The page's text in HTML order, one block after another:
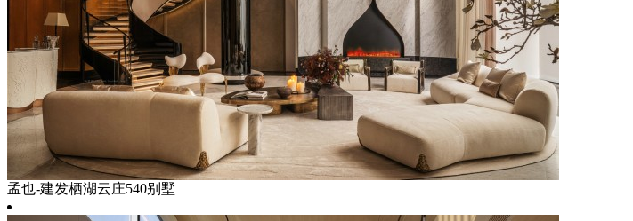
孟也-建发栖湖云庄540别墅